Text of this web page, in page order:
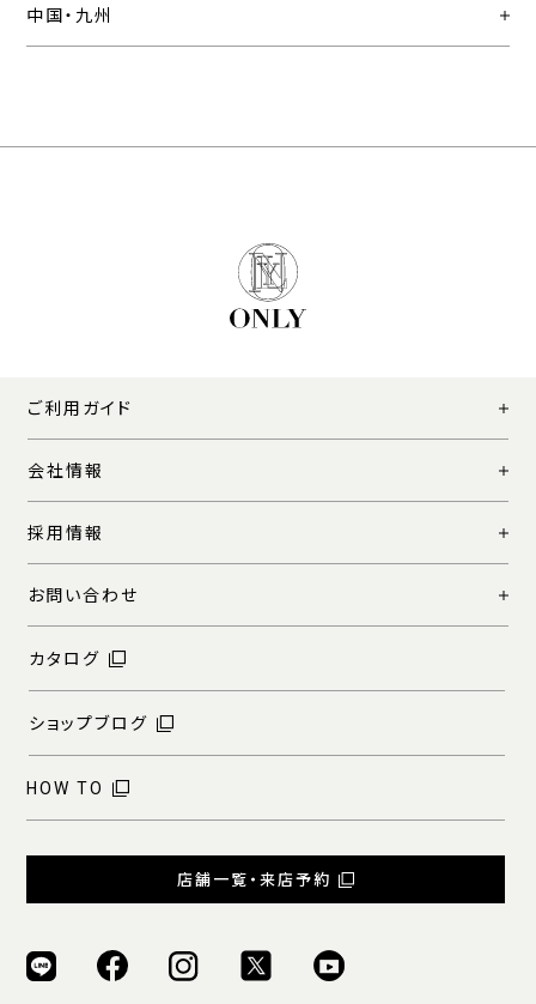
中国・九州
ご利用ガイド
会社情報
採用情報
お問い合わせ
カタログ
ショップブログ
HOW TO
店舗一覧・来店予約